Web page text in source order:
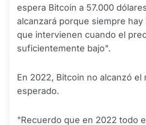
espera Bitcoin a 57.000
alcanzará porque siempre
que intervienen cuando el
suficientemente bajo".
En 2022, Bitcoin no alcanzó el
esperado.
"Recuerdo que en 2022 todo